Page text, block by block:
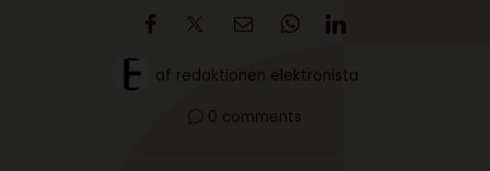
af redaktionen elektronista
0 comments